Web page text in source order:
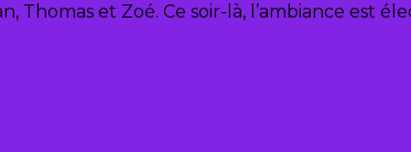
Thomas et Zoé. Ce soir-là, l’ambiance est